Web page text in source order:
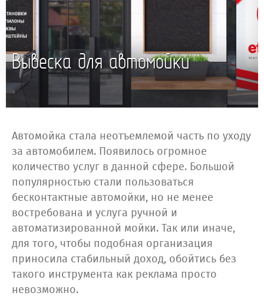
Вывеска для автомойки
Автомойка стала неотъемлемой часть по уходу
за автомобилем. Появилось огромное
количество услуг в данной сфере. Большой
популярностью стали пользоваться
бесконтактные автомойки, но не менее
востребована и услуга ручной и
автоматизированной мойки. Так или иначе,
для того, чтобы подобная организация
приносила стабильный доход, обойтись без
такого инструмента как реклама просто
невозможно.